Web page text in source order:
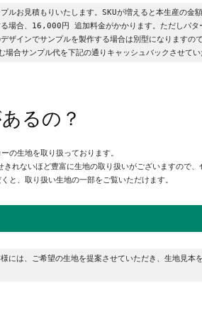
ルお見積もりいたします。SKUが増えると本生産の金
場合、16,000円 追加料金がかかります。ただしパ
ザインでサンプルを製作する場合は別型になります
場合サンプル代を下記の通りキャッシュバックさせて
るの？
の生地を取り扱っております。
きれないほど豊富に生地の取り扱いがございますので
と、取り扱い生地の一部をご覧いただけます。
には、ご希望の生地を提案させていただき、生地見本